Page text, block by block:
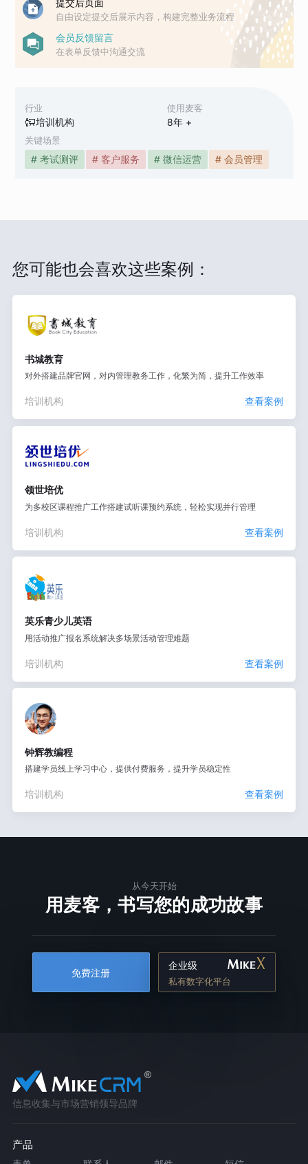
行业
培训机构
使用麦客
8年 +
关键场景
# 考试测评 # 客户服务 # 微信运营 # 会员管理
自由设定提交后展示内容，构建完整业务流程
会员反馈留言
在表单反馈中沟通交流
您可能也会喜欢这些案例：
书城教育
对外搭建品牌官网，对内管理教务工作，化繁为简，提升工作效率
培训机构 查看案例
领世培优
为多校区课程推广工作搭建试听课预约系统，轻松实现并行管理
培训机构 查看案例
英乐青少儿英语
用活动推广报名系统解决多场景活动管理难题
培训机构 查看案例
钟辉教编程
搭建学员线上学习中心，提供付费服务，提升学员稳定性
培训机构 查看案例
从今天开始
用麦客，书写您的成功故事
免费注册
企业级
私有数字化平台
信息收集与市场营销领导品牌
产品